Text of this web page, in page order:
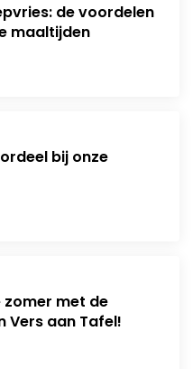
de voordelen
maaltijden
bij onze
zomer met de
Vers aan Tafel!